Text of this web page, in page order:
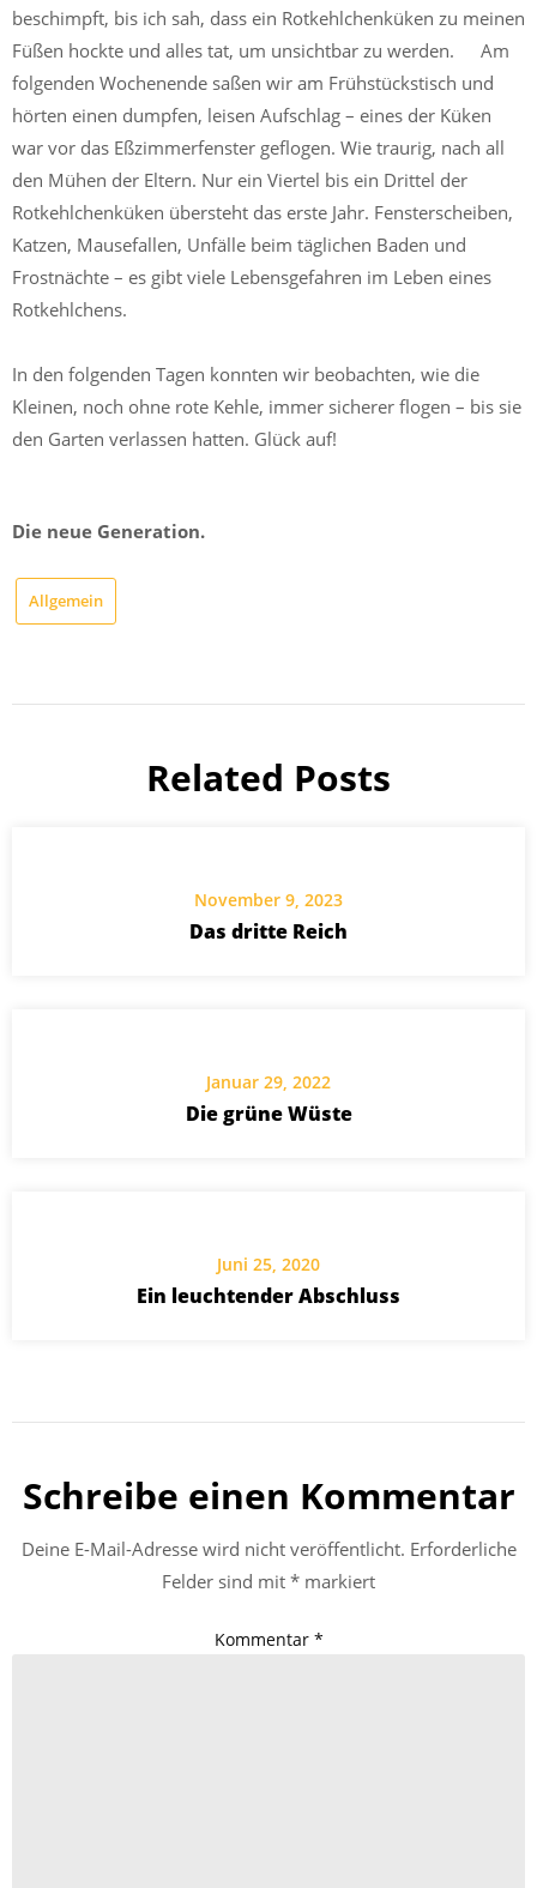
beschimpft, bis ich sah, dass ein Rotkehlchenküken zu meinen
Füßen hockte und alles tat, um unsichtbar zu werden. Am
folgenden Wochenende saßen wir am Frühstückstisch und
hörten einen dumpfen, leisen Aufschlag – eines der Küken
war vor das Eßzimmerfenster geflogen. Wie traurig, nach all
den Mühen der Eltern. Nur ein Viertel bis ein Drittel der
Rotkehlchenküken übersteht das erste Jahr. Fensterscheiben,
Katzen, Mausefallen, Unfälle beim täglichen Baden und
Frostnächte – es gibt viele Lebensgefahren im Leben eines
Rotkehlchens.
In den folgenden Tagen konnten wir beobachten, wie die
Kleinen, noch ohne rote Kehle, immer sicherer flogen – bis sie
den Garten verlassen hatten. Glück auf!
Die neue Generation.
Allgemein
Related Posts
November 9, 2023
Das dritte Reich
Januar 29, 2022
Die grüne Wüste
Juni 25, 2020
Ein leuchtender Abschluss
Schreibe einen Kommentar
Deine E-Mail-Adresse wird nicht veröffentlicht. Erforderliche
Felder sind mit * markiert
Kommentar *